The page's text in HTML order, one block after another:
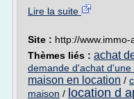
Lire la suite
Site : http://www.immo-
Thèmes liés : achat
demande d'achat
maison en location /
maison / location d